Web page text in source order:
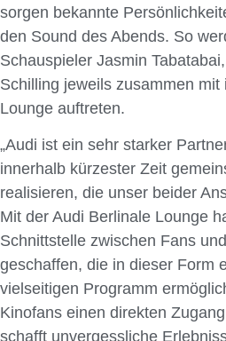
sorgen bekannte
den Sound des Abends. So
Schauspieler Jasmin
Schilling jeweils zusammen
Lounge auftreten.
„Audi ist ein sehr starker
innerhalb kürzester Zeit
realisieren, die unser beider
Mit der Audi Berlinale Lounge
Schnittstelle zwischen Fans
geschaffen, die in dieser Form
vielseitigen Programm
Kinofans einen direkten
schafft unvergessliche